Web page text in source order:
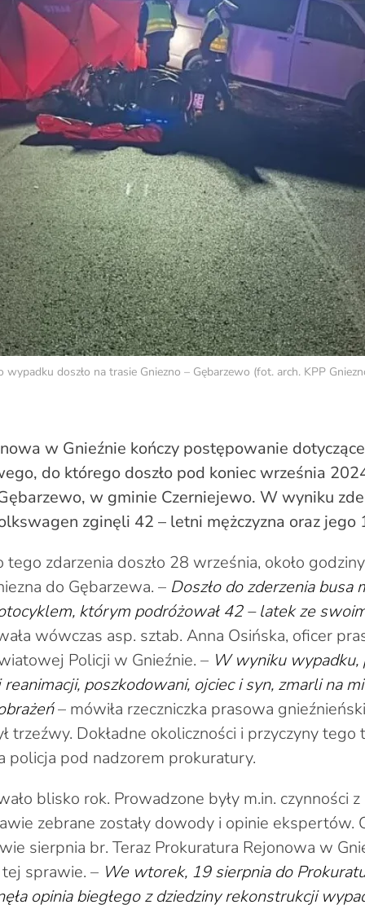
wypadku doszło na trasie Gniezno – Gębarzewo (fot. arch. KPP
w Gnieźnie kończy postępowanie
do którego doszło pod koniec września
w gminie Czerniejewo. W wyniku
zginęli 42 – letni mężczyzna oraz jego
tego zdarzenia doszło 28 września, około
do Gębarzewa. – Doszło do zderzenia busa
którym podróżował 42 – latek ze
wówczas asp. sztab. Anna Osińska, oficer
Policji w Gnieźnie. – W wyniku wypadku,
poszkodowani, ojciec i syn, zmarli na
– mówiła rzeczniczka prasowa
trzeźwy. Dokładne okoliczności i przyczyny tego
policja pod nadzorem prokuratury.
blisko rok. Prowadzone były m.in. czynności z
zebrane zostały dowody i opinie ekspertów.
sierpnia br. Teraz Prokuratura Rejonowa w
sprawie. – We wtorek, 19 sierpnia do
opinia biegłego z dziedziny rekonstrukcji